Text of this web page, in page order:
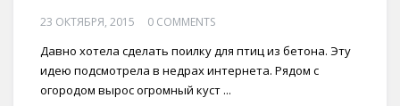
23 ОКТЯБРЯ, 2015 0 COMMENTS
Давно хотела сделать поилку для птиц из бетона. Эту
идею подсмотрела в недрах интернета. Рядом с
огородом вырос огромный куст ...